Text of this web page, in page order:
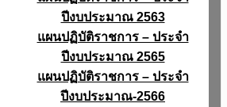
ปีงบประมาณ 2563
แผนปฏิบัติราชการ – ประจำ
ปีงบประมาณ 2565
แผนปฏิบัติราชการ – ประจำ
ปีงบประมาณ-2566